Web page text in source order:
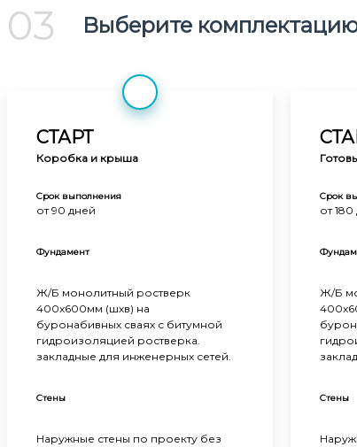
03 Выберите
СТАРТ
Коробка и крыша
Срок выполнения
от 90 дней
Фундамент
Ж/Б монолитный ростверк
400х600мм (шхв) на
буронабивных сваях с битумной
гидроизоляцией ростверка.
закладные для инженерных сетей.
Стены
Наружные стены по проекту без
Срок
от
Ж/Б
Стены